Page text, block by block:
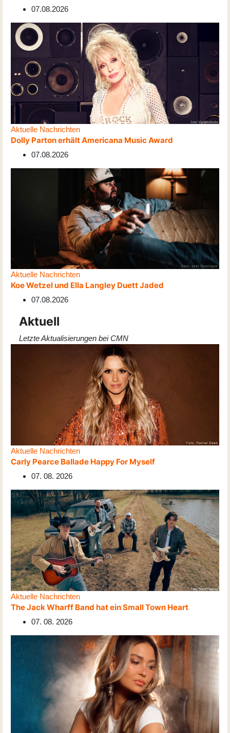
07.08.2026
Aktuelle Nachrichten
Dolly Parton erhält Americana Music Award
07.08.2026
Aktuelle Nachrichten
Koe Wetzel und Ella Langley Duett Jaded
07.08.2026
Aktuell
Letzte Aktualisierungen bei CMN
Aktuelle Nachrichten
Carly Pearce Ballade Happy For Myself
07. 08. 2026
Aktuelle Nachrichten
The Jack Wharff Band hat ein Small Town Heart
07. 08. 2026